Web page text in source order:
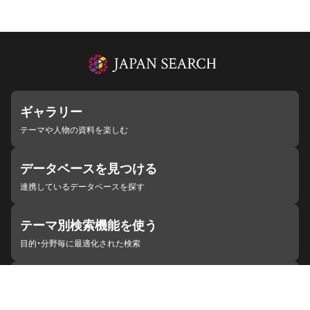
ギャラリー
テーマや人物の資料を楽しむ
データベースを見つける
連携しているデータベースを探す
テーマ別検索機能を使う
目的・分野毎に最適化された検索